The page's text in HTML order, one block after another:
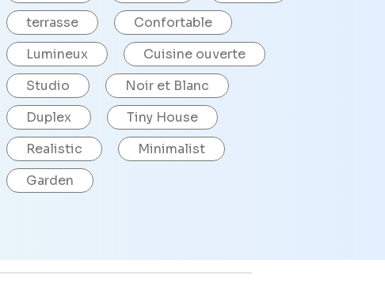
terrasse
Confortable
Lumineux
Cuisine ouverte
Studio
Noir et Blanc
Duplex
Tiny House
Realistic
Minimalist
Garden